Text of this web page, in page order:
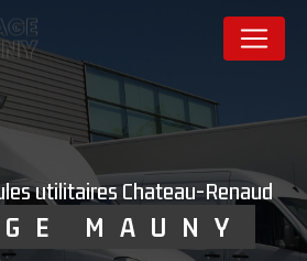
utilitaires Chateau-Renaud
MAUNY